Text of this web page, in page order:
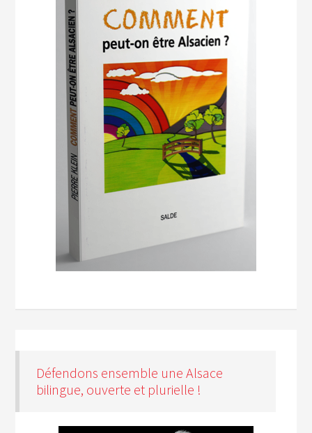
Défendons ensemble une Alsace
bilingue, ouverte et plurielle !